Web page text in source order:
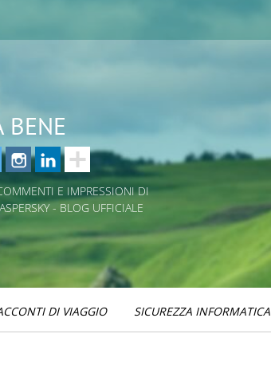
BENE
E IMPRESSIONI DI
- BLOG UFFICIALE
DI VIAGGIO SICUREZZA INFORMATICA